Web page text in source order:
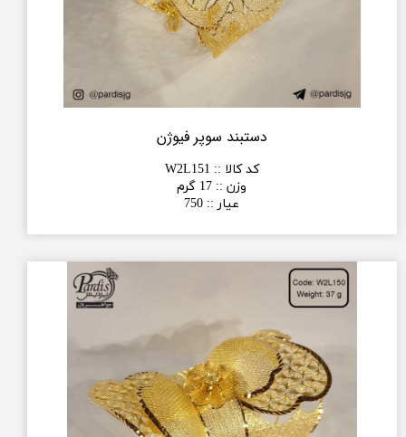
دستبند سوپر فیوژن
کد کالا ::
W2L151
وزن :: 17 گرم
عیار ::
750